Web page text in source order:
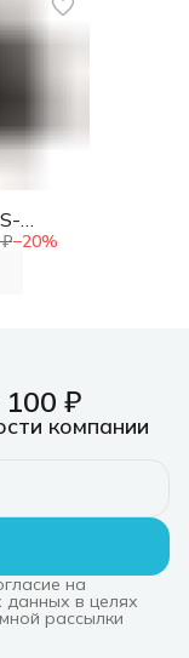
−20%
₽
компании
на
данных в целях
рассылки